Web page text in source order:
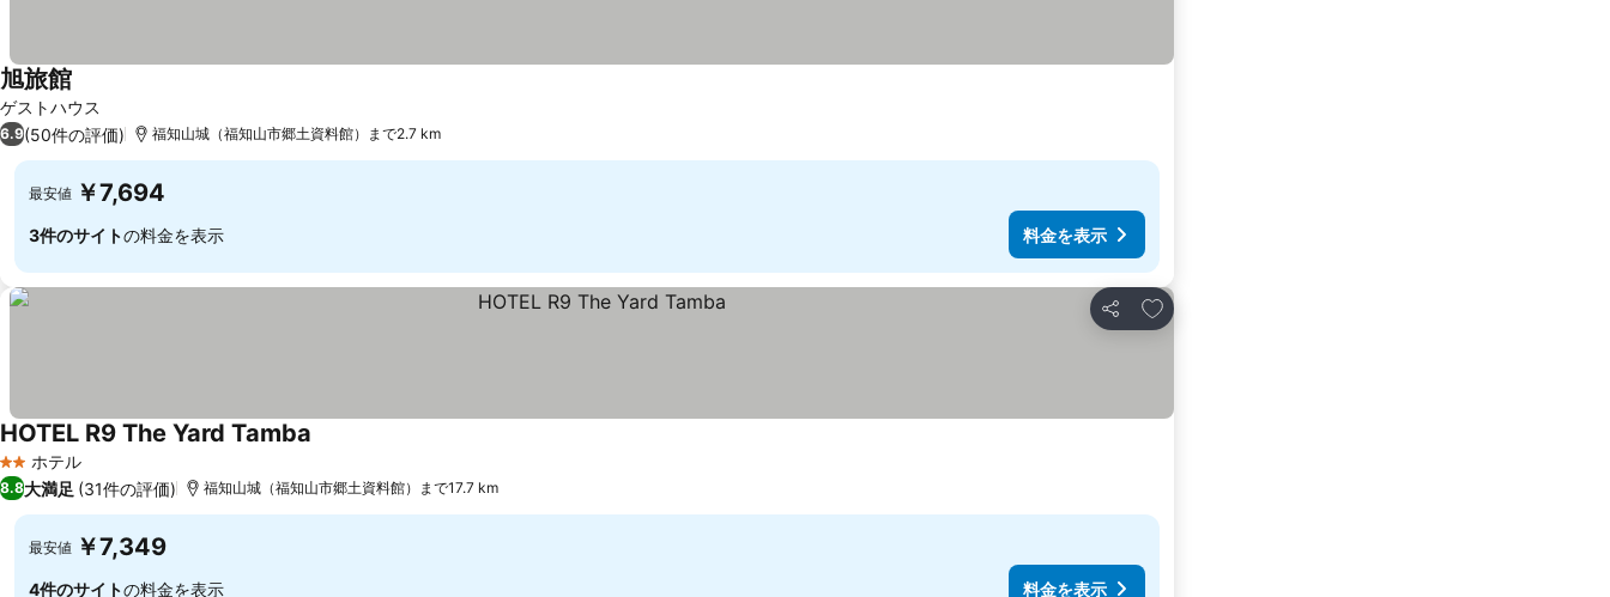
ゲストハウス
旭旅館
6.9(50件の評価) 福知山城（福知山市郷土資料館）まで2.7 km
最安値 ￥7,694
3件のサイトの料金を表示 料金を表示
シェア
お気に入りに追加
2 ホテルのランク
ホテル
HOTEL R9 The Yard Tamba
8.8大満足 (31件の評価) 福知山城（福知山市郷土資料館）まで17.7 km
最安値 ￥7,349
4件のサイトの料金を表示 料金を表示